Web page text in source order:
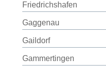
Friedrichshafen
Gaggenau
Gaildorf
Gammertingen